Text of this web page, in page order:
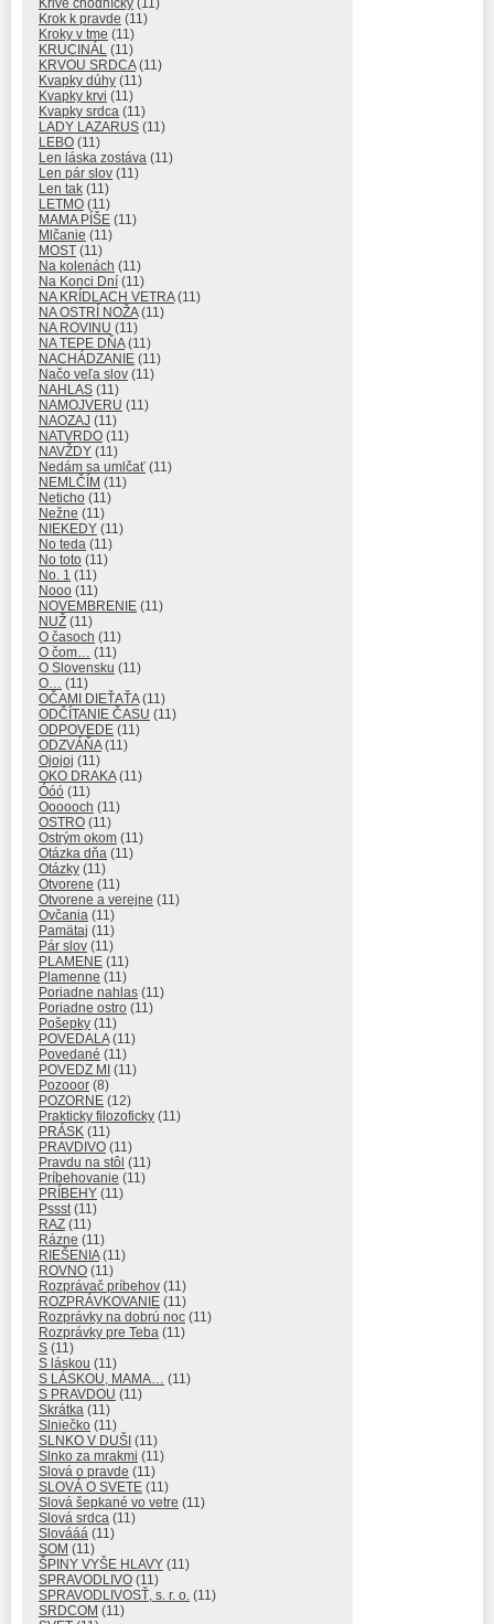
Krivé chodníčky (11)
Krok k pravde (11)
Kroky v tme (11)
KRUCINÁL (11)
KRVOU SRDCA(11)
Kvapky dúhy (11)
Kvapky krvi (11)
Kvapky srdca (11)
LADY LAZARUS (11)
LEBO (11)
Len láska zostáva (11)
Len pár slov (11)
Len tak (11)
LETMO (11)
MAMA PÍŠE (11)
Mlčanie (11)
MOST (11)
Na kolenách (11)
Na Konci Dní (11)
NA KRÍDLACH VETRA(11)
NA OSTRÍ NOŽA(11)
NA ROVINU (11)
NA TEPE DŇA(11)
NACHÁDZANIE (11)
Načo veľa slov (11)
NAHLAS (11)
NAMOJVERU (11)
NAOZAJ (11)
NATVRDO (11)
NAVŽDY (11)
Nedám sa umlčať (11)
NEMLČÍM (11)
Neticho (11)
Nežne (11)
NIEKEDY (11)
No teda (11)
No toto (11)
No. 1 (11)
Nooo (11)
NOVEMBRENIE (11)
NUŽ (11)
O časoch (11)
O čom… (11)
O Slovensku (11)
O… (11)
OČAMI DIEŤAŤA(11)
ODČÍTANIE ČASU (11)
ODPOVEDE (11)
ODZVÁŇA(11)
Ojojoj (11)
OKO DRAKA(11)
Óóó (11)
Oooooch (11)
OSTRO (11)
Ostrým okom (11)
Otázka dňa (11)
Otázky (11)
Otvorene (11)
Otvorene a verejne (11)
Ovčania (11)
Pamätaj (11)
Pár slov (11)
PLAMENE (11)
Plamenne (11)
Poriadne nahlas (11)
Poriadne ostro (11)
Pošepky (11)
POVEDALA(11)
Povedané (11)
POVEDZ MI (11)
Pozooor (8)
POZORNE (12)
Prakticky filozoficky (11)
PRÁSK (11)
PRAVDIVO (11)
Pravdu na stôl (11)
Príbehovanie (11)
PRÍBEHY (11)
Pssst(11)
RAZ (11)
Rázne (11)
RIEŠENIA(11)
ROVNO (11)
Rozprávač príbehov (11)
ROZPRÁVKOVANIE (11)
Rozprávky na dobrú noc (11)
Rozprávky pre Teba (11)
S (11)
S láskou (11)
S LÁSKOU, MAMA… (11)
S PRAVDOU (11)
Skrátka (11)
Slniečko (11)
SLNKO V DUŠI (11)
Slnko za mrakmi (11)
Slová o pravde (11)
SLOVÁ O SVETE (11)
Slová šepkané vo vetre (11)
Slová srdca (11)
Slovááá (11)
SOM (11)
ŠPINY VYŠE HLAVY (11)
SPRAVODLIVO (11)
SPRAVODLIVOSŤ, s. r. o. (11)
SRDCOM (11)